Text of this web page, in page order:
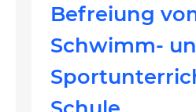
Befreiung
Schwimm-